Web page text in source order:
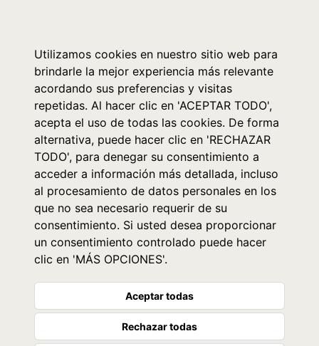
Utilizamos cookies en nuestro sitio web para
brindarle la mejor experiencia más relevante
acordando sus preferencias y visitas
repetidas. Al hacer clic en 'ACEPTAR TODO',
acepta el uso de todas las cookies. De forma
alternativa, puede hacer clic en 'RECHAZAR
TODO', para denegar su consentimiento a
acceder a información más detallada, incluso
al procesamiento de datos personales en los
que no sea necesario requerir de su
consentimiento. Si usted desea proporcionar
un consentimiento controlado puede hacer
clic en 'MÁS OPCIONES'.
Aceptar todas
Rechazar todas